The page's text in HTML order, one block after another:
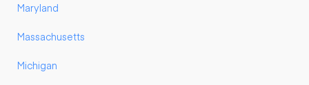
Maryland
Massachusetts
Michigan